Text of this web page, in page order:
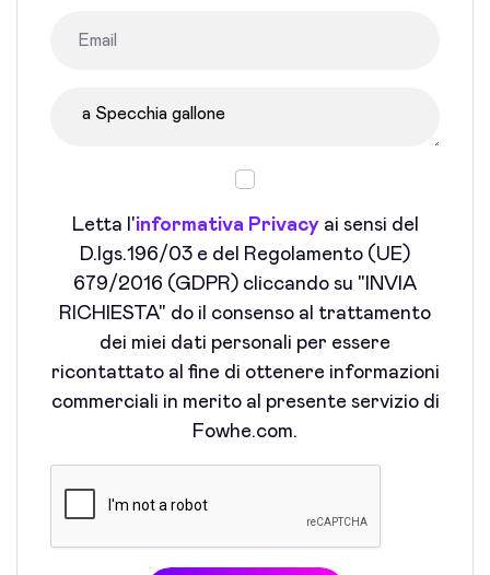
Letta l'informativa Privacyai sensi del
D.lgs.196/03 e del Regolamento (UE)
679/2016 (GDPR) cliccando su "INVIA
RICHIESTA" do il consenso al trattamento
dei miei dati personali per essere
ricontattato al fine di ottenere informazioni
commerciali in merito al presente servizio di
Fowhe.com.